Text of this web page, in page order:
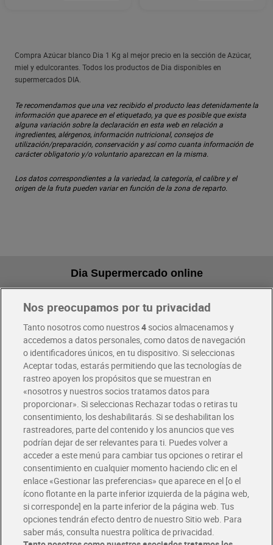
Compra Azúcar blanco Dia 1 Kg al mejor precio en la sección de Azúcar,
miel y edulcorantes. Todos los productos de Dia disponibles en
supermercados DIA.
Te recomendamos que una vez recibido el producto leas detenidamente la
información que aparece en el etiquetado, ya que es posible que exista
alguna variación sobre la declaración en esta web en relación a
ingredientes, alérgenos, información nutricional, consejos de
utilización/preparación, conservación y así como cuanta información de
carácter obligatorio y/o voluntario aparezcan en la misma.
Los datos correspondientes a la variedad, la categoría, el calibre y el
origen de la fruta pueden variar en función de la zona de reparto.
Dia Supermercado online
Pide hoy, recibe hoy
Envío gratis por compras superiores a 100€
Envío estandar por 4,99€
Glovo y Uber Eats
Solicita tu factura de Glovo o Uber Eats
Únete al CLUB Dia
Disfruta las ventajas y ofertas exclusivas.
Descárgate la APP Dia
Folletos y Tiendas
Descubre las mejores ofertas y busca tu tienda más cercana
Tarjeta MaX Dia
Nos preocupamos por tu privacidad
Tanto nosotros como nuestros4socios almacenamos y
accedemos a datos personales, como datos de navegación
o identificadores únicos, en tu dispositivo. Si seleccionas
Aceptar todas, estarás permitiendo que las tecnologías de
rastreo apoyen los propósitos que se muestran en
«nosotros y nuestros socios tratamos datos para
proporcionar». Si seleccionas Rechazar todas o retiras tu
consentimiento, los deshabilitarás. Si se deshabilitan los
rastreadores, parte del contenido y los anuncios que ves
podrían dejar de ser relevantes para ti. Puedes volver a
acceder a este menú para cambiar tus opciones o retirar el
consentimiento en cualquier momento haciendo clic en el
enlace «Gestionar las preferencias» que aparece en el [o el
ícono flotante en la parte inferior izquierda de la página web,
si corresponde] en la parte inferior de la página web. Tus
opciones tendrán efecto dentro de nuestro Sitio web. Para
saber más, consulta nuestra política de privacidad.